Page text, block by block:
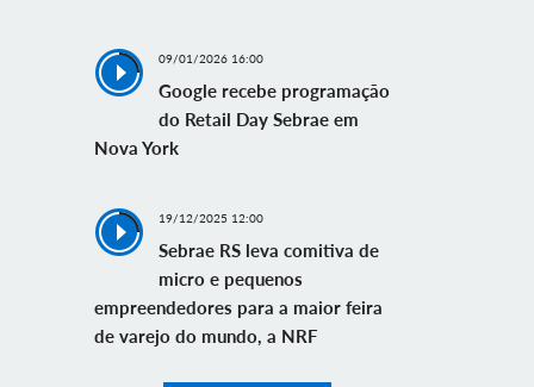
09/01/2026 16:00
Google recebe programação
do Retail Day Sebrae em
Nova York
19/12/2025 12:00
Sebrae RS leva comitiva de
micro e pequenos
empreendedores para a maior feira
de varejo do mundo, a NRF